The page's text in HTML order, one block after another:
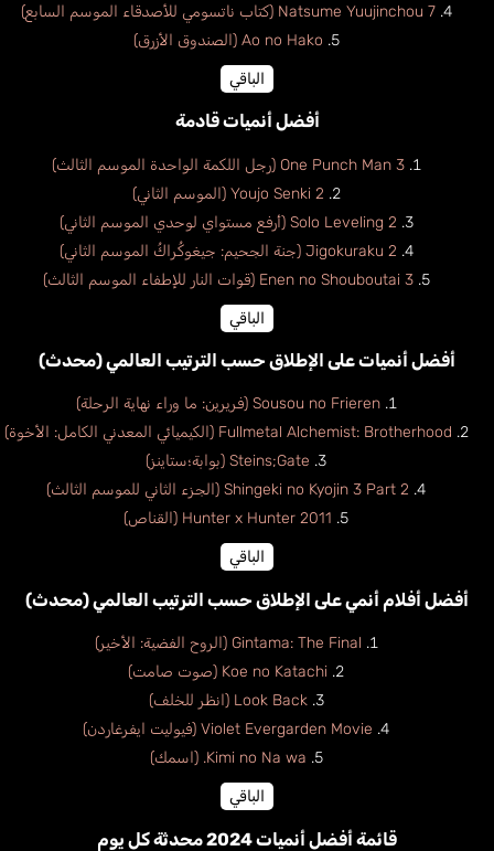
Natsume Yuujinchou 7 (كتاب ناتسومي للأصدقاء الموسم السابع)
Ao no Hako (الصندوق الأزرق)
الباقي
أفضل أنميات قادمة
One Punch Man 3 (رجل اللكمة الواحدة الموسم الثالث)
Youjo Senki 2 (الموسم الثاني)
Solo Leveling 2 (أرفع مستواي لوحدي الموسم الثاني)
Jigokuraku 2 (جنة الجحيم: جيغوكُراكُ الموسم الثاني)
Enen no Shouboutai 3 (قوات النار للإطفاء الموسم الثالث)
الباقي
أفضل أنميات على الإطلاق حسب الترتيب العالمي (محدث)
Sousou no Frieren (فريرين: ما وراء نهاية الرحلة)
Fullmetal Alchemist: Brotherhood (الكيميائي المعدني الكامل: الأخوة)
Steins;Gate (بوابة؛ستاينز)
Shingeki no Kyojin 3 Part 2 (الجزء الثاني للموسم الثالث)
Hunter x Hunter 2011 (القناص)
الباقي
أفضل أفلام أنمي على الإطلاق حسب الترتيب العالمي (محدث)
Gintama: The Final (الروح الفضية: الأخير)
Koe no Katachi (صوت صامت)
Look Back (انظر للخلف)
Violet Evergarden Movie (فيوليت ايفرغاردن)
Kimi no Na wa. (اسمك)
الباقي
قائمة أفضل أنميات 2024 محدثة كل يوم